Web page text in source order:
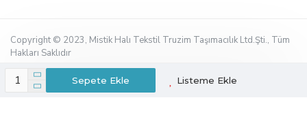
Sepete Ekle Listeme Ekle
Copyright © 2023, Mistik Halı Tekstil Truzim Taşımacılık Ltd.Şti., Tüm
Hakları Saklıdır